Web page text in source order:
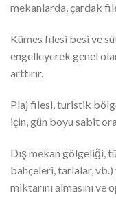
mekanlarda, çardak
Kümes filesi besi ve
engelleyerek genel
arttırır.
Plaj filesi, turistik
için, gün boyu sabit
Dış mekan gölgeliği,
bahçeleri, tarlalar,
miktarını almasını